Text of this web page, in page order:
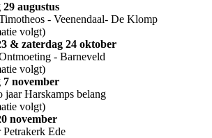
augustus
- Veenendaal- De Klomp
volgt)
& zaterdag 24 oktober
- Barneveld
volgt)
7 november
jaar Harskamps belang
volgt)
november
Ede